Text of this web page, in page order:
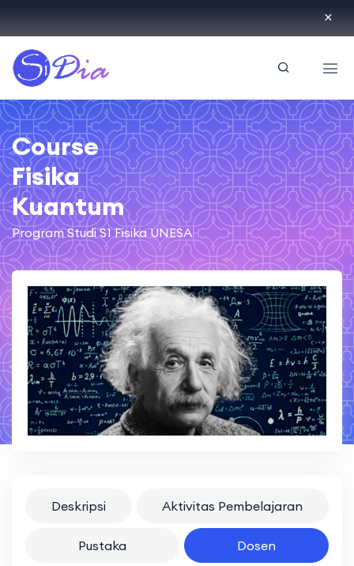
ID
Course
Fisika
Kuantum
Program Studi S1 Fisika UNESA
Deskripsi Aktivitas Pembelajaran
Pustaka Dosen